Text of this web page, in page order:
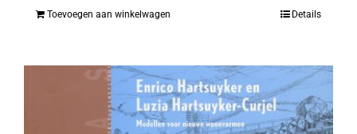
Toevoegen aan winkelwagen Details